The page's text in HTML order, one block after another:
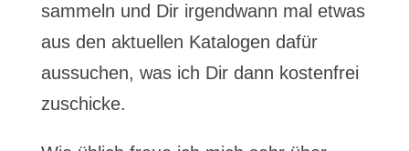
sammeln und Dir irgendwann mal etwas
aus den aktuellen Katalogen dafür
aussuchen, was ich Dir dann kostenfrei
zuschicke.